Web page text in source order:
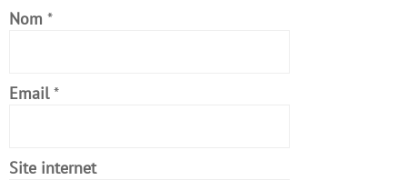
Nom *
Email *
Site internet